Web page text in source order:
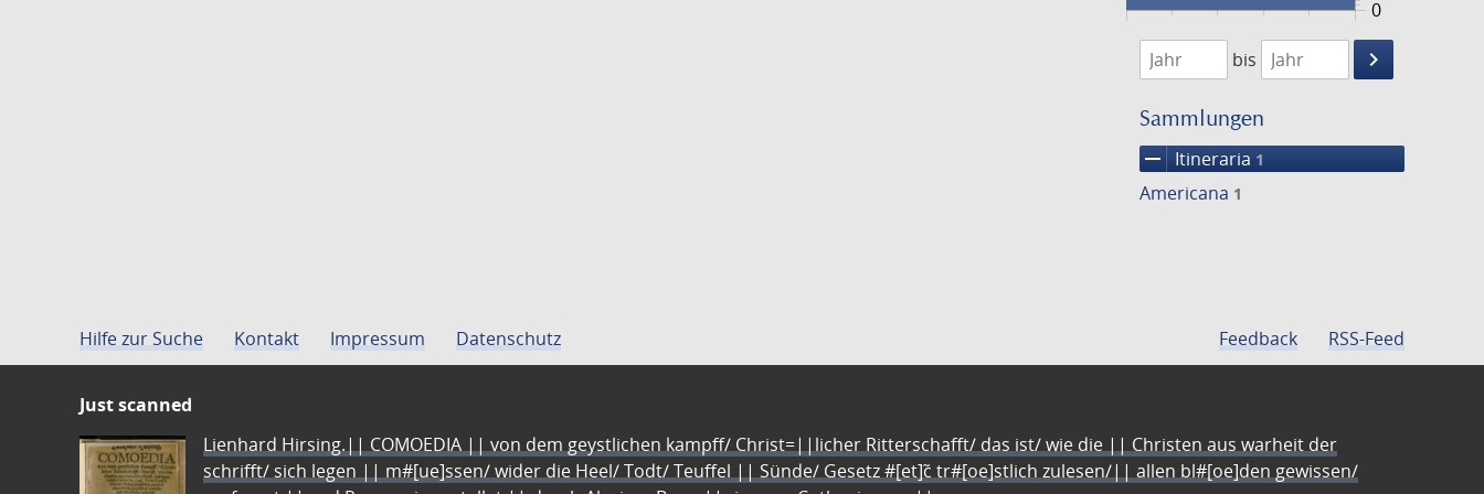
0
1830
1831
bis
keyboard_arrow_right
Suche
Sammlungen
remove Itineraria 1
Americana 1
Hilfe zur Suche Kontakt Impressum Datenschutz Feedback RSS-Feed
Just scanned
Lienhard Hirsing.|| COMOEDIA || von dem geystlichen kampff/ Christ=||licher Ritterschafft/ das ist/ wie die || Christen aus warheit der
schrifft/ sich legen || m#[ue]ssen/ wider die Heel/ Todt/ Teuffel || Sünde/ Gesetz #[et]c̃ tr#[oe]stlich zulesen/|| allen bl#[oe]den gewissen/